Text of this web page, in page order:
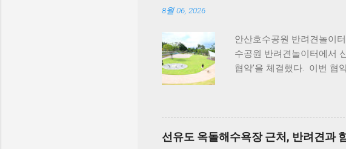
8월 06, 2026
안산호수공원 반려견놀이
수공원 반려견놀이터에서
협약’을 체결했다. 이번 협
원 끌어올리기 위해 추진
반려견놀이터 운영 지원 및
선유도 옥돌해수욕장 근처, 반려견과